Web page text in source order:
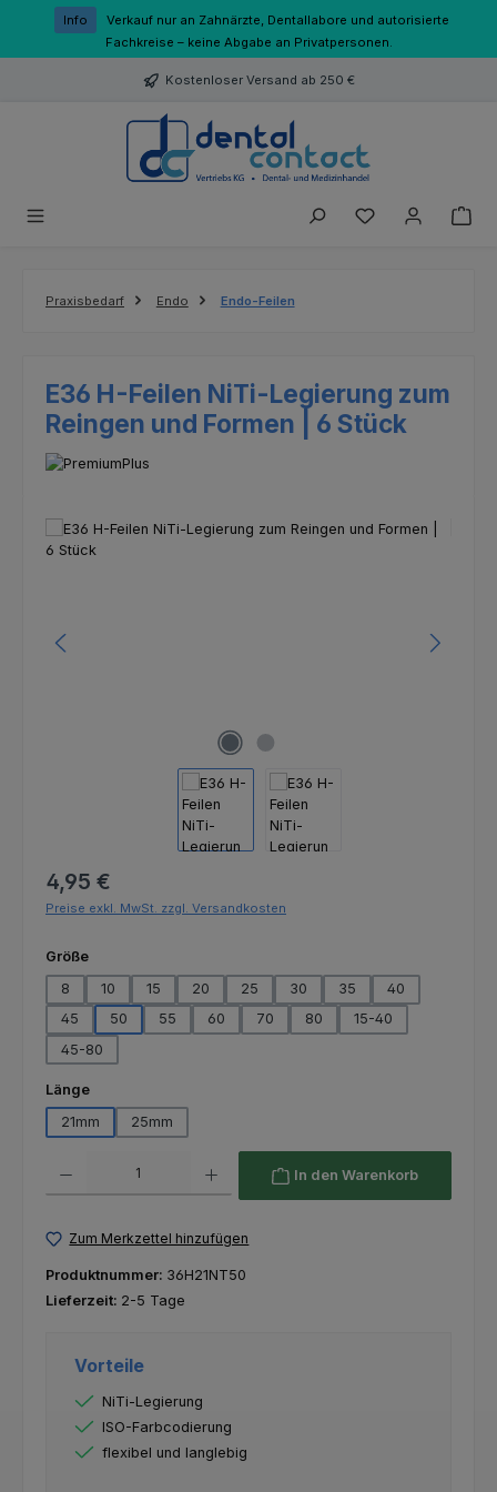
Zum Hauptinhalt springen
Info
Verkauf nur an Zahnärzte, Dentallabore und autorisierte
Fachkreise – keine Abgabe an Privatpersonen.
Kostenloser Versand ab 250 €
Du hast 0
Praxisbedarf Endo Endo-Feilen
E36 H-Feilen NiTi-Legierung zum
Reingen und Formen | 6 Stück
Bildergalerie überspringen
Regulärer Preis:
4,95 €
Preise exkl. MwSt. zzgl. Versandkosten
Größeauswählen
8
10 15 20 25 30 35
40
45
50 55 60 70 80
15-40
45-80
Längeauswählen
21mm
25mm
In den Warenkorb
Zum Merkzettel hinzufügen
Produktnummer: 36H21NT50
Lieferzeit: 2-5 Tage
Vorteile
NiTi-Legierung
ISO-Farbcodierung
flexibel und langlebig